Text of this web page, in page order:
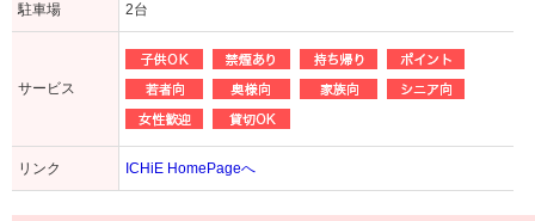
駐車場 2台
サービス
リンク ICHiE HomePageへ